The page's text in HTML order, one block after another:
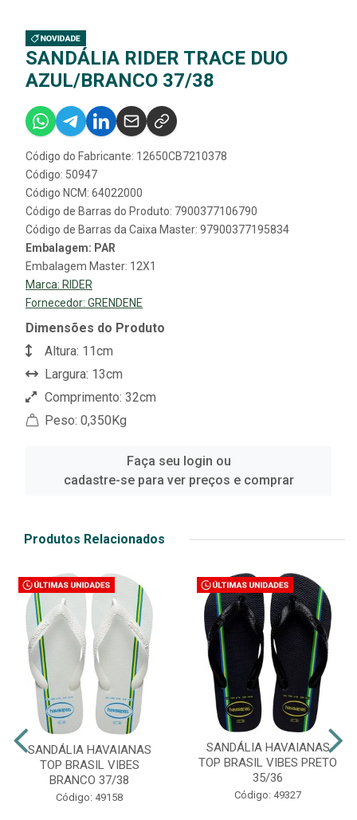
SANDÁLIA RIDER TRACE DUO
AZUL/BRANCO 37/38
Código do Fabricante: 12650CB7210378
Código: 50947
Código NCM: 64022000
Código de Barras do Produto: 7900377106790
Código de Barras da Caixa Master: 97900377195834
Embalagem: PAR
Embalagem Master: 12X1
Marca: RIDER
Fornecedor: GRENDENE
Dimensões do Produto
Altura: 11cm
Largura: 13cm
Comprimento: 32cm
Peso: 0,350Kg
Faça seu login ou
cadastre-se para ver preços e comprar
Produtos Relacionados
SANDÁLIA HAVAIANAS
TOP BRASIL VIBES
BRANCO 37/38
Código: 49158
SANDÁLIA HAVAIANAS
TOP BRASIL VIBES PRETO
35/36
Código: 49327